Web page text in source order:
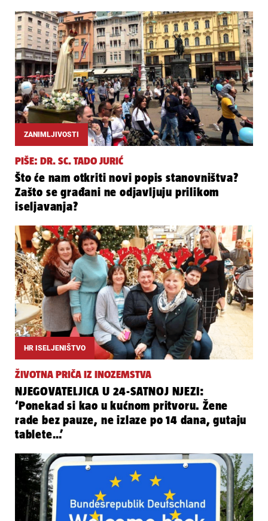
ZANIMLJIVOSTI
PIŠE: DR. SC. TADO JURIĆ
Što će nam otkriti novi popis stanovništva?
Zašto se građani ne odjavljuju prilikom
iseljavanja?
HR ISELJENIŠTVO
ŽIVOTNA PRIČA IZ INOZEMSTVA
NJEGOVATELJICA U 24-SATNOJ NJEZI:
‘Ponekad si kao u kućnom pritvoru. Žene
rade bez pauze, ne izlaze po 14 dana, gutaju
tablete…’